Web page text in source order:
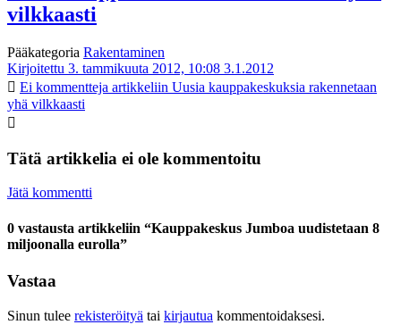
vilkkaasti
Pääkategoria Rakentaminen
Kirjoitettu 3. tammikuuta 2012, 10:08 3.1.2012
Ei kommentteja artikkeliin Uusia kauppakeskuksia rakennetaan
yhä vilkkaasti
Tätä artikkelia ei ole kommentoitu
Jätä kommentti
0 vastausta artikkeliin “Kauppakeskus Jumboa uudistetaan 8
miljoonalla eurolla”
Vastaa
Sinun tulee rekisteröityä tai kirjautua kommentoidaksesi.